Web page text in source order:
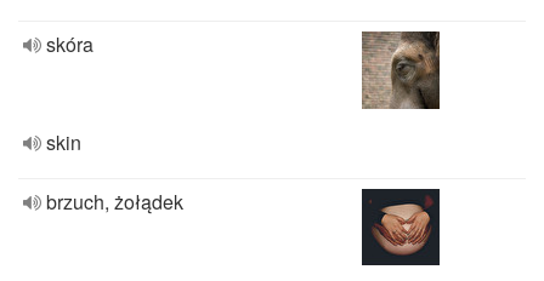
skóra
skin
brzuch, żołądek